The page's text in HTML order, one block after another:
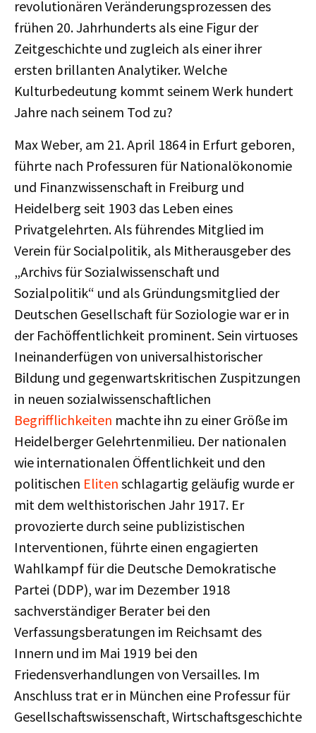
revolutionären Veränderungsprozessen des
frühen 20. Jahrhunderts als eine Figur der
Zeitgeschichte und zugleich als einer ihrer
ersten brillanten Analytiker. Welche
Kulturbedeutung kommt seinem Werk hundert
Jahre nach seinem Tod zu?
Max Weber, am 21. April 1864 in Erfurt geboren,
führte nach Professuren für Nationalökonomie
und Finanzwissenschaft in Freiburg und
Heidelberg seit 1903 das Leben eines
Privatgelehrten. Als führendes Mitglied im
Verein für Socialpolitik, als Mitherausgeber des
„Archivs für Sozialwissenschaft und
Sozialpolitik“ und als Gründungsmitglied der
Deutschen Gesellschaft für Soziologie war er in
der Fachöffentlichkeit prominent. Sein virtuoses
Ineinanderfügen von universalhistorischer
Bildung und gegenwartskritischen Zuspitzungen
in neuen sozialwissenschaftlichen
Begrifflichkeiten machte ihn zu einer Größe im
Heidelberger Gelehrtenmilieu. Der nationalen
wie internationalen Öffentlichkeit und den
politischen Eliten schlagartig geläufig wurde er
mit dem welthistorischen Jahr 1917. Er
provozierte durch seine publizistischen
Interventionen, führte einen engagierten
Wahlkampf für die Deutsche Demokratische
Partei (DDP), war im Dezember 1918
sachverständiger Berater bei den
Verfassungsberatungen im Reichsamt des
Innern und im Mai 1919 bei den
Friedensverhandlungen von Versailles. Im
Anschluss trat er in München eine Professur für
Gesellschaftswissenschaft, Wirtschaftsgeschichte